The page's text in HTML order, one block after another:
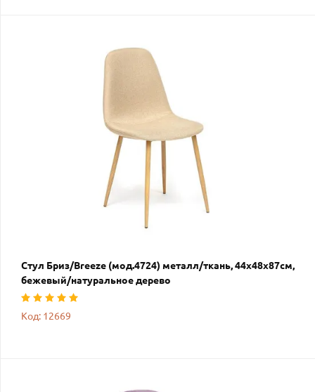
Стул Бриз/Breeze (мод.4724) металл/ткань, 44х48х87см,
бежевый/натуральное дерево
Код: 12669